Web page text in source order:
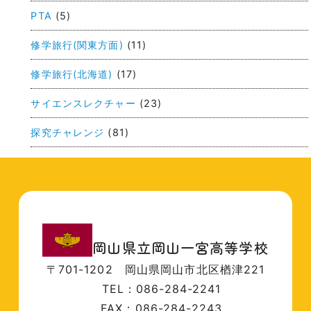
ンPTA (5)
修学旅行(関東方面) (11)
修学旅行(北海道) (17)
サイエンスレクチャー (23)
探究チャレンジ (81)
岡山県立岡山一宮高等学校
〒701-1202 岡山県岡山市北区楢津221
TEL：086-284-2241
FAX：086-284-2243